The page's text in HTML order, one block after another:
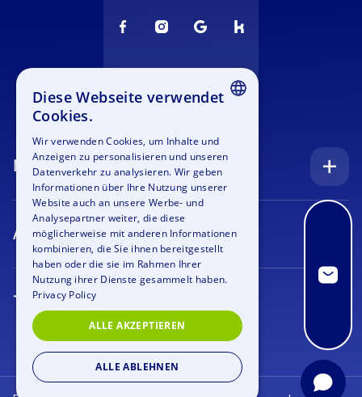
Navigation
Startseite
Anfrage
Blog
Stellenangebote
Bildergalerie
Über uns
Kontakt
Anlässe
Firmenfeier
Teamtraining
Rahmenprogramm
Outdoor Event
Azubi Event
Teamevents
Geocaching
Krimi Geocaching
Xmas Geocaching
GERMAN
SPANISH
ITALIAN
DUTCH
Diese Webseite verwendet
Cookies.
Wir verwenden Cookies, um Inhalte und
Anzeigen zu personalisieren und unseren
Datenverkehr zu analysieren. Wir geben
Informationen über Ihre Nutzung unserer
Website auch an unsere Werbe- und
Analysepartner weiter, die diese
möglicherweise mit anderen Informationen
kombinieren, die Sie ihnen bereitgestellt
haben oder die sie im Rahmen Ihrer
Nutzung ihrer Dienste gesammelt haben.
Privacy Policy
ALLE AKZEPTIEREN
ALLE ABLEHNEN